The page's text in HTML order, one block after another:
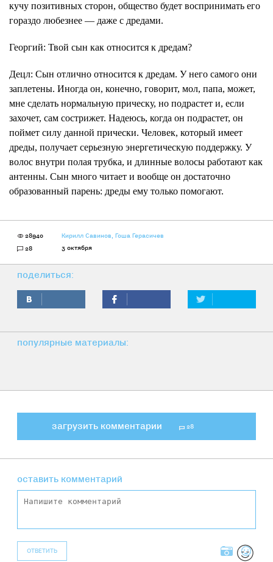
кучу позитивных сторон, общество будет воспринимать его
гораздо любезнее — даже с дредами.
Георгий: Твой сын как относится к дредам?
Децл: Сын отлично относится к дредам. У него самого они
заплетены. Иногда он, конечно, говорит, мол, папа, может,
мне сделать нормальную прическу, но подрастет и, если
захочет, сам сострижет. Надеюсь, когда он подрастет, он
поймет силу данной прически. Человек, который имеет
дреды, получает серьезную энергетическую поддержку. У
волос внутри полая трубка, и длинные волосы работают как
антенны. Сын много читает и вообще он достаточно
образованный парень: дреды ему только помогают.
28940
28
Кирилл Савинов, Гоша Герасичев
3 октября
поделиться:
популярные материалы:
загрузить комментарии 28
оставить комментарий
ОТВЕТИТЬ